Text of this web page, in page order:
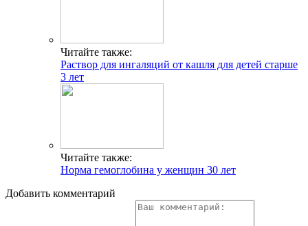
Читайте также:
Раствор для ингаляций от кашля для детей старше
3 лет
Читайте также:
Норма гемоглобина у женщин 30 лет
Добавить комментарий